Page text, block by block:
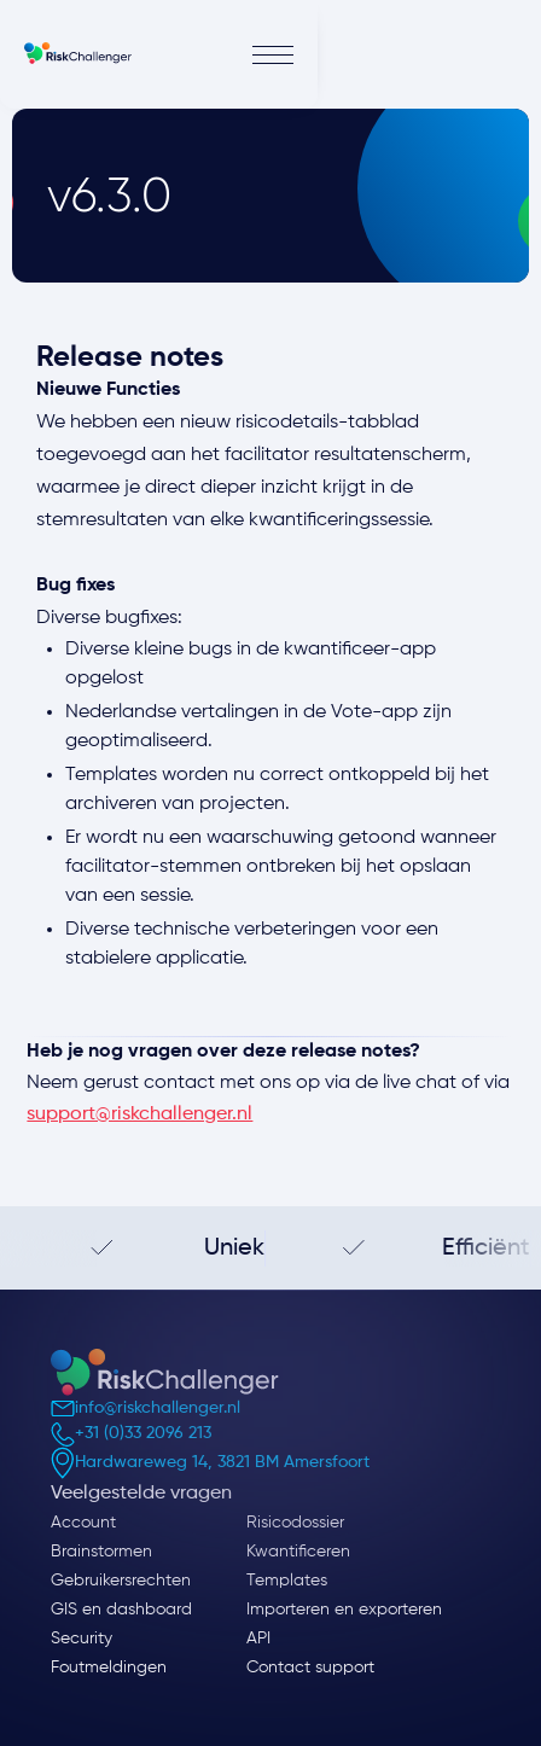
v6.3.0
Release notes
Nieuwe Functies
We hebben een nieuw risicodetails-tabblad
toegevoegd aan het facilitator resultatenscherm,
waarmee je direct dieper inzicht krijgt in de
stemresultaten van elke kwantificeringssessie.
Bug fixes
Diverse bugfixes:
Diverse kleine bugs in de kwantificeer-app
opgelost
Nederlandse vertalingen in de Vote-app zijn
geoptimaliseerd.
Templates worden nu correct ontkoppeld bij het
archiveren van projecten.
Er wordt nu een waarschuwing getoond wanneer
facilitator-stemmen ontbreken bij het opslaan
van een sessie.
Diverse technische verbeteringen voor een
stabielere applicatie.
Heb je nog vragen over deze release notes?
Neem gerust contact met ons op via de live chat of via
support@riskchallenger.nl
Uniek Efficiënt
info@riskchallenger.nl
+31 (0)33 2096 213
Hardwareweg 14, 3821 BM Amersfoort
Veelgestelde vragen
Account
Risicodossier
Brainstormen
Kwantificeren
Gebruikersrechten
Templates
GIS en dashboard
Importeren en exporteren
Security
API
Foutmeldingen
Contact support